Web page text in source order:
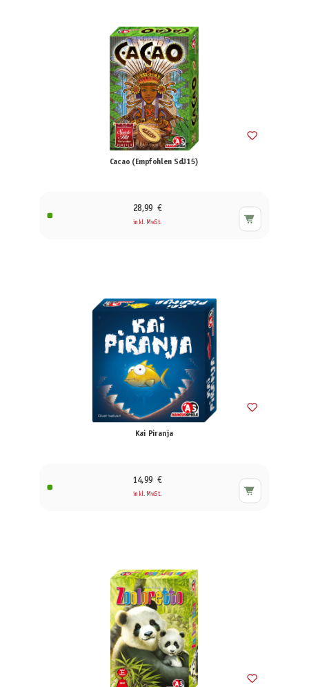
Cacao (Empfohlen SdJ15)
28,99 €
inkl. MwSt.
Kai Piranja
14,99 €
inkl. MwSt.